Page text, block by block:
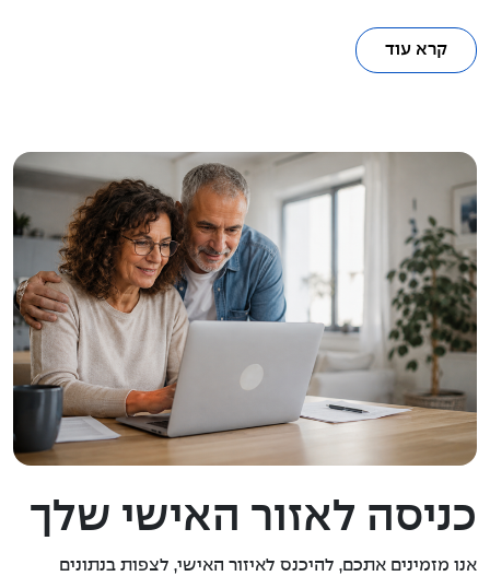
קרא עוד
כניסה לאזור האישי שלך
אנו מזמינים אתכם, להיכנס לאיזור האישי, לצפות בנתונים